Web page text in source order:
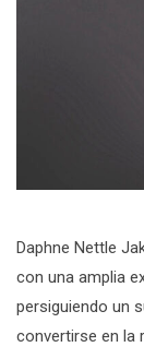
Daphne Nettle
con una amplia
persiguiendo un
convertirse en la